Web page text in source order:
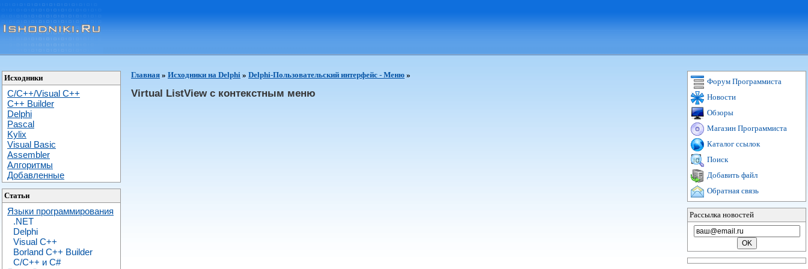
Исходники
C/C++/Visual C++
С++ Builder
Delphi
Pascal
Kylix
Visual Basic
Assembler
Алгоритмы
Добавленные
Статьи
Языки программирования
.NET
Delphi
Visual C++
Borland C++ Builder
C/С++ и C#
Главная » Исходники на Delphi » Delphi-Пользовательский интерфейс - Меню »
Virtual ListView с контекстным меню
Форум Программиста
Новости
Обзоры
Магазин Программиста
Каталог ссылок
Поиск
Добавить файл
Обратная связь
Рассылка новостей